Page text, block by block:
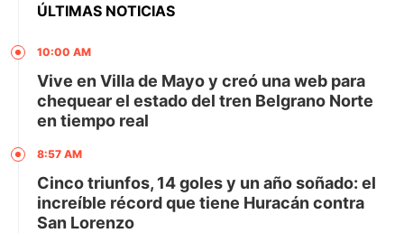
ÚLTIMAS NOTICIAS
10:00 AM
Vive en Villa de Mayo y creó una web para
chequear el estado del tren Belgrano Norte
en tiempo real
8:57 AM
Cinco triunfos, 14 goles y un año soñado: el
increíble récord que tiene Huracán contra
San Lorenzo